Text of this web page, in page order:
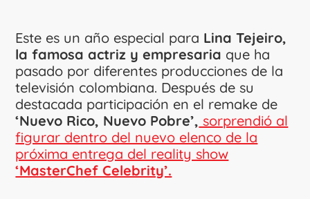
Este es un año especial para Lina Tejeiro,
la famosa actriz y empresaria que ha
pasado por diferentes producciones de la
televisión colombiana. Después de su
destacada participación en el remake de
‘Nuevo Rico, Nuevo Pobre’, sorprendió al
figurar dentro del nuevo elenco de la
próxima entrega del reality show
‘MasterChef Celebrity’.